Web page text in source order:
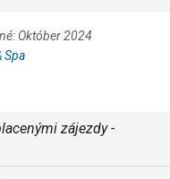
Október 2024
Spa
zájezdy -